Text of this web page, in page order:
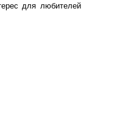
для любителей